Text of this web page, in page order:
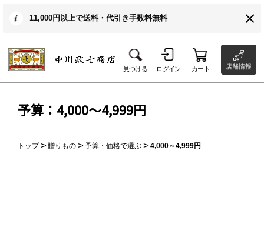
11,000円以上で送料・代引き手数料無料
見つける ログイン カート 店舗情報
予算：4,000～4,999円
トップ 贈りもの 予算・価格で選ぶ 4,000～4,999円